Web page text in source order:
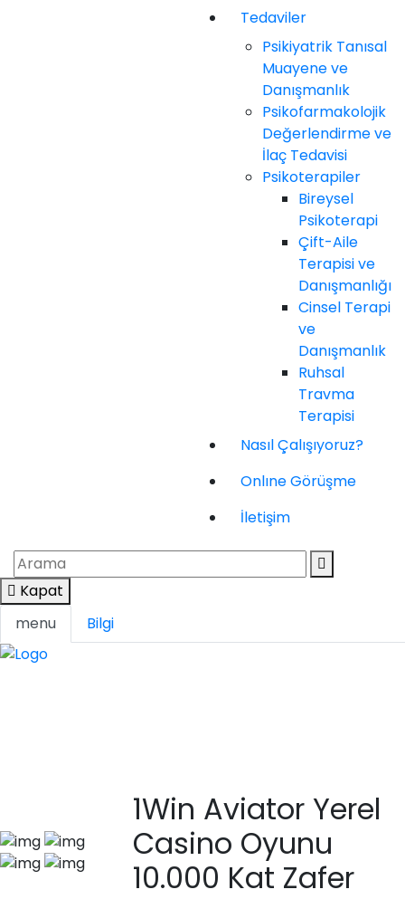
Tedaviler
Psikiyatrik Tanısal
Muayene ve
Danışmanlık
Psikofarmakolojik
Değerlendirme ve
İlaç Tedavisi
Psikoterapiler
Bireysel
Psikoterapi
Çift-Aile
Terapisi ve
Danışmanlığı
Cinsel Terapi
ve
Danışmanlık
Ruhsal
Travma
Terapisi
Nasıl Çalışıyoruz?
Onlıne Görüşme
İletişim
Kapat
menu
Bilgi
1Win Aviator Yerel
Casino Oyunu
10.000 Kat Zafer